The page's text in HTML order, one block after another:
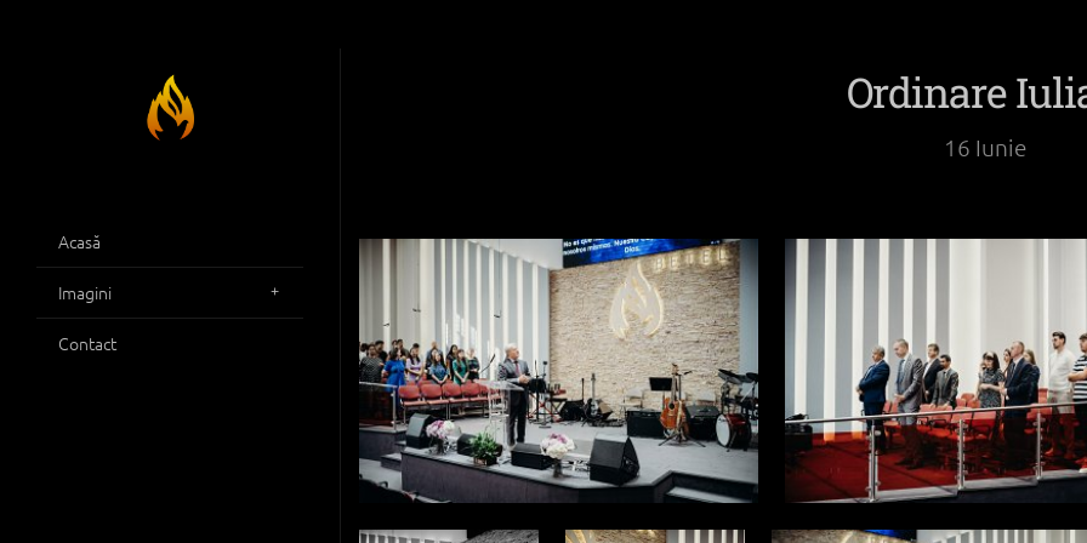
Acasă
Imagini
Contact
Ordinare
16 Iunie